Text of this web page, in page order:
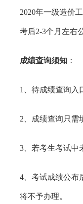
2020年一级造价
考后2-3个月左右
成绩查询须知 ：
1、待成绩查询入
2、成绩查询只需
3、若考生考试中
4、考试成绩公布
将不予办理。